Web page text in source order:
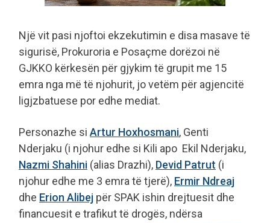
Një vit pasi njoftoi ekzekutimin e disa masave të
sigurisë, Prokuroria e Posaçme dorëzoi në
GJKKO kërkesën për gjykim të grupit me 15
emra nga më të njohurit, jo vetëm për agjencitë
ligjzbatuese por edhe mediat.
Personazhe si Artur Hoxhosmani, Genti
Nderjaku (i njohur edhe si Kili apo Ekil Nderjaku,
Nazmi Shahini (alias Drazhi), Devid Patrut (i
njohur edhe me 3 emra të tjerë), Ermir Ndreaj
dhe Erion Alibej për SPAK ishin drejtuesit dhe
financuesit e trafikut të drogës, ndërsa